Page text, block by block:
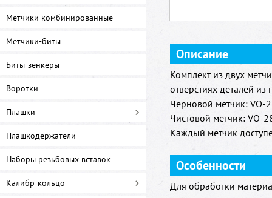
Метчики комбинированные
Метчики-биты
Биты-зенкеры
Воротки
Плашки
Плашкодержатели
Наборы резьбовых вставок
Калибр-кольцо
Описание
Комплект из двух
отверстиях деталей
Черновой метчик: VO-
Чистовой метчик: VO-
Каждый метчик
Особенности
Для обработки